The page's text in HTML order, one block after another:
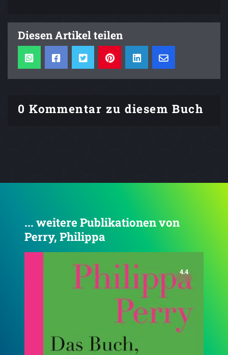
Diesen Artikel teilen
0 Kommentar zu diesem Buch
... weitere Publikationen von
Perry, Philippa